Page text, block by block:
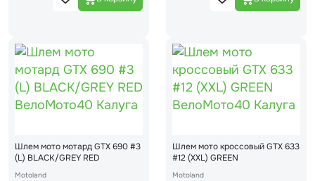
Шлем мото мотард GTX 690 #3
(L) BLACK/GREY RED
Motoland
Шлем мото кроссовый GTX 633
#12 (XXL) GREEN
Motoland